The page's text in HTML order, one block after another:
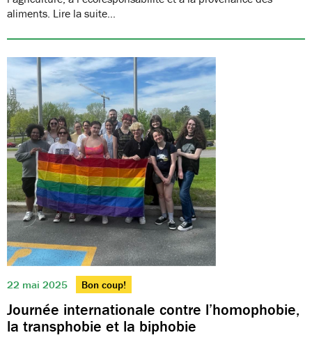
aliments. Lire la suite…
22 mai 2025 Bon coup!
Journée internationale contre l’homophobie,
la transphobie et la biphobie